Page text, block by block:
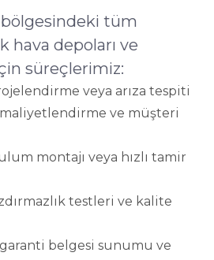
bölgesindeki tüm
hava depoları ve
süreçlerimiz:
veya arıza tespiti
ve müşteri
montajı veya hızlı tamir
testleri ve kalite
garanti belgesi sunumu ve